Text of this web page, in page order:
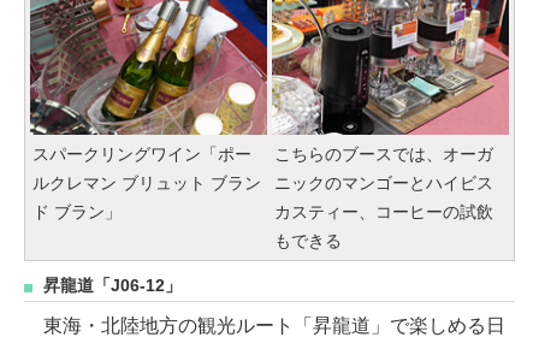
スパークリングワイン「ポー
ルクレマン ブリュット ブラン
ド ブラン」
こちらのブースでは、オーガ
ニックのマンゴーとハイビス
カスティー、コーヒーの試飲
もできる
昇龍道「J06-12」
東海・北陸地方の観光ルート「昇龍道」で楽しめる日